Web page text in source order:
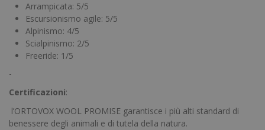
Arrampicata: 5/5
Escursionismo agile: 5/5
Alpinismo: 4/5
Scialpinismo: 2/5
Freeride: 1/5
-
Certificazioni:
l’ORTOVOX WOOL PROMISE garantisce i più alti standard di
benessere degli animali e di tutela della natura.